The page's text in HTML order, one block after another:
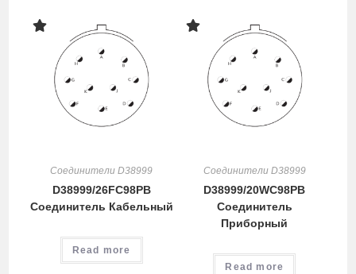
Соединители D38999
D38999/26FC98PB
Соединитель Кабельный
Read more
Соединители D38999
D38999/20WC98PB
Соединитель
Приборный
Read more